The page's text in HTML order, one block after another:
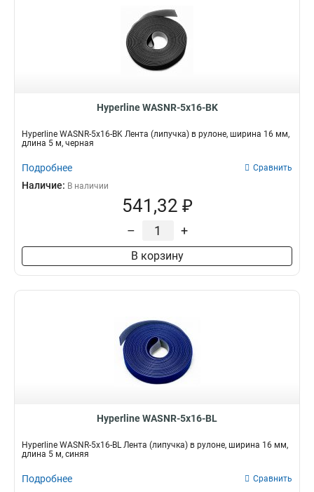
Hyperline WASNR-5x16-BK
Hyperline WASNR-5x16-BK Лента (липучка) в рулоне, ширина 16 мм,
длина 5 м, черная
Подробнее Сравнить
Наличие: В наличии
541,32 ₽
– +
В корзину
Hyperline WASNR-5x16-BL
Hyperline WASNR-5x16-BL Лента (липучка) в рулоне, ширина 16 мм,
длина 5 м, синяя
Подробнее Сравнить